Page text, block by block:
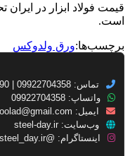
قیمت فولاد ابزار در ایران
است.
برچسب‌ها:ورق ولدوکس
تماس: 09922704358 | 02166396590
واتساپ: 09922704358
ایمیل:
وب‌سایت: steel-day.ir
اینستاگرام: @steel_day.ir